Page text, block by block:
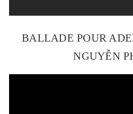
BALLADE POUR
NGUYỄN